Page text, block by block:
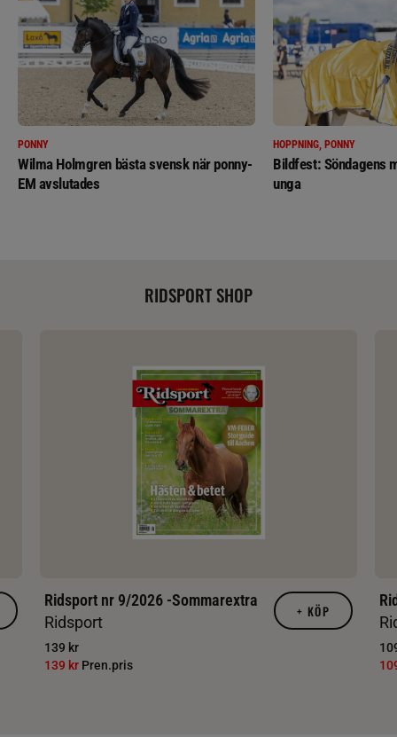
PONNY
Wilma Holmgren bästa svensk när ponny-
EM avslutades
HOPPNING, PONNY
Bildfest: Söndagens
unga
RIDSPORT SHOP
Ridsport nr 9/2026 -Sommarextra
Ridsport
139 kr
139 kr Pren.pris
+ KÖP